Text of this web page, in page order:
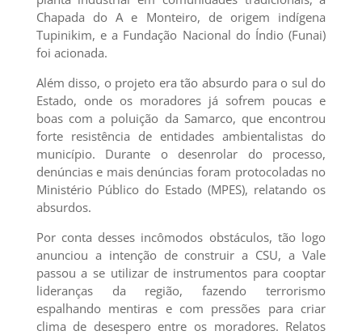
Chapada do A e Monteiro, de origem indígena
Tupinikim, e a Fundação Nacional do Índio (Funai)
foi acionada.
Além disso, o projeto era tão absurdo para o sul do
Estado, onde os moradores já sofrem poucas e
boas com a poluição da Samarco, que encontrou
forte resistência de entidades ambientalistas do
município. Durante o desenrolar do processo,
denúncias e mais denúncias foram protocoladas no
Ministério Público do Estado (MPES), relatando os
absurdos.
Por conta desses incômodos obstáculos, tão logo
anunciou a intenção de construir a CSU, a Vale
passou a se utilizar de instrumentos para cooptar
lideranças da região, fazendo terrorismo
espalhando mentiras e com pressões para criar
clima de desespero entre os moradores. Relatos